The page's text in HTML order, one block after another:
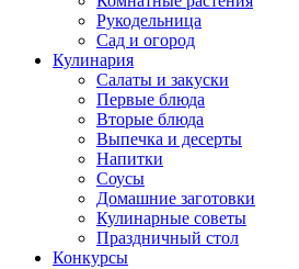
Рукодельница
Сад и огород
Кулинария
Салаты и закуски
Первые блюда
Вторые блюда
Выпечка и десерты
Напитки
Соусы
Домашние заготовки
Кулинарные советы
Праздничный стол
Конкурсы